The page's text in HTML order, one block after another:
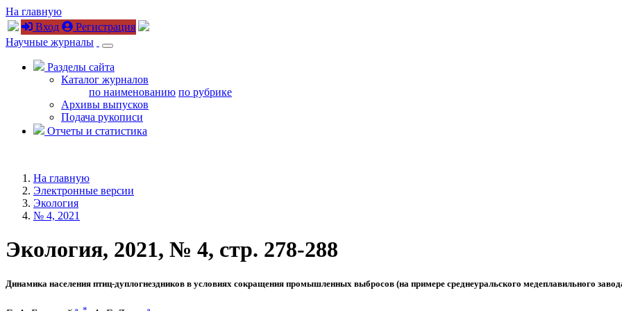
На главную
Вход
Регистрация
Научные журналы
Разделы сайта
Каталог журналов
по наименованию по рубрике
Архивы выпусков
Подача рукописи
Отчеты и статистика
На главную
Электронные версии
Экология
№ 4, 2021
Экология, 2021, № 4, стр. 278-288
Динамика населения птиц-дуплогнездников в условиях сокращения промышленных выбросов (на примере среднеуральского медеплавильного